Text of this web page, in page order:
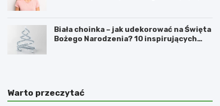
Biała choinka – jak udekorować na Święta
Bożego Narodzenia? 10 inspirujących
Warto przeczytać